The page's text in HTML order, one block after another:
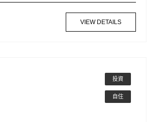
VIEW DETAILS
投資
自住